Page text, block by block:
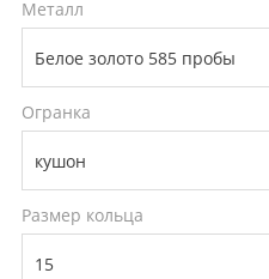
Металл
Огранка
Размер кольца